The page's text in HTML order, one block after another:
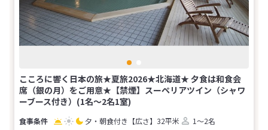
こころに響く日本の旅★夏旅2026★北海道★ 夕食は和食会
席（銀の月）をご用意★【禁煙】スーペリアツイン（シャワ
ーブース付き）(1名～2名1室)
夕・朝食付き 【広さ】32平米
1～2名